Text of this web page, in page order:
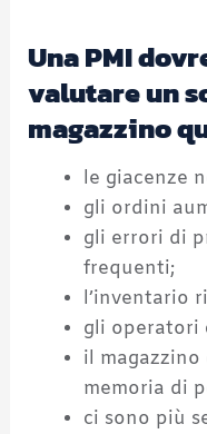
Una PMI
valutare un
magazzino
le giacenze
gli ordini
gli errori di
frequenti;
l’inventario
gli operatori
il
memoria di
ci sono più